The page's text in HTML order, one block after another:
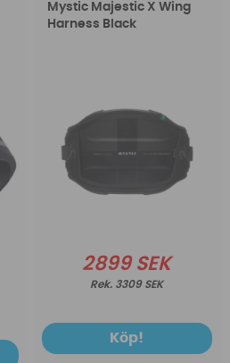
Mystic Majestic X Wing
Harness Black
2899 SEK
3309 SEK
Köp!